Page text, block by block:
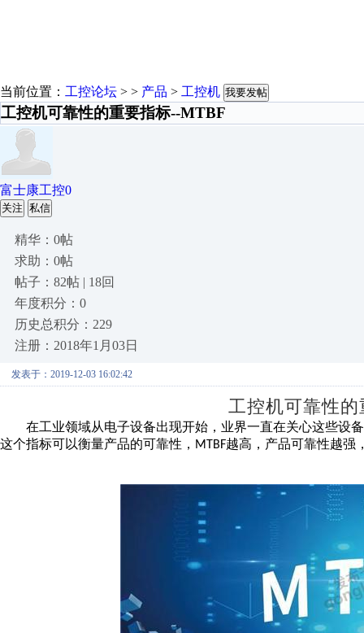
当前位置： 工控论坛 > > 产品 > 工控机 我要发帖
工控机可靠性的重要指标--MTBF
富士康工控0
关注 私信
精华：0帖
求助：0帖
帖子：82帖 | 18回
年度积分：0
历史总积分：229
注册：2018年1月03日
发表于：2019-12-03 16:02:42
工控机可靠性
在工业领域从电子设备出现开始，业界一直在关心这些设
这个指标可以衡量产品的可靠性， MTBF越高，产品可靠性越强